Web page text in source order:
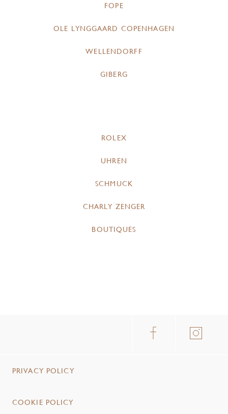
FOPE
OLE LYNGGAARD COPENHAGEN
WELLENDORFF
GIBERG
ROLEX
UHREN
SCHMUCK
CHARLY ZENGER
BOUTIQUES
PRIVACY POLICY
COOKIE POLICY